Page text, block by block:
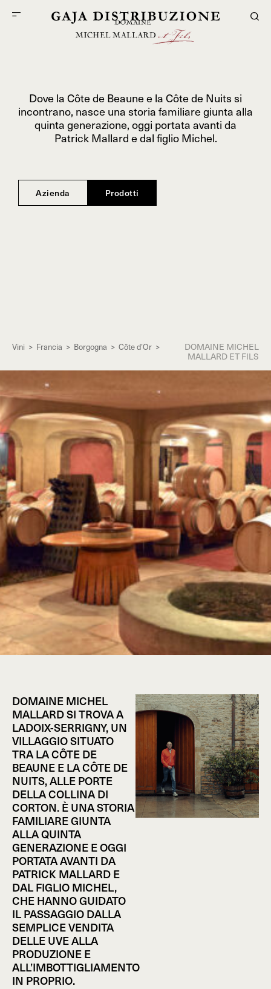
Dove la Côte de Beaune e la Côte de Nuits si
incontrano, nasce una storia familiare giunta alla
quinta generazione, oggi portata avanti da
Patrick Mallard e dal figlio Michel.
Azienda Prodotti
Vini > Francia > Borgogna > Côte d’Or >
DOMAINE MICHEL
MALLARD ET FILS
DOMAINE MICHEL
MALLARD SI TROVA A
LADOIX-SERRIGNY, UN
VILLAGGIO SITUATO
TRA LA CÔTE DE
BEAUNE E LA CÔTE DE
NUITS, ALLE PORTE
DELLA COLLINA DI
CORTON. È UNA STORIA
FAMILIARE GIUNTA
ALLA QUINTA
GENERAZIONE E OGGI
PORTATA AVANTI DA
PATRICK MALLARD E
DAL FIGLIO MICHEL,
CHE HANNO GUIDATO
IL PASSAGGIO DALLA
SEMPLICE VENDITA
DELLE UVE ALLA
PRODUZIONE E
ALL’IMBOTTIGLIAMENTO
IN PROPRIO.